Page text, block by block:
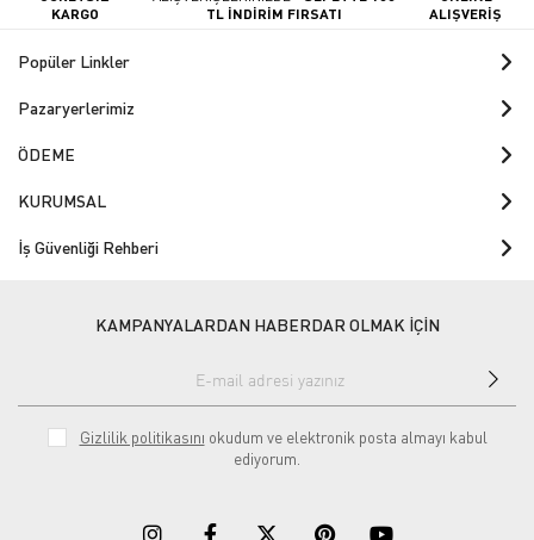
KARGO
TL İNDİRİM FIRSATI
ALIŞVERİŞ
Popüler Linkler
Pazaryerlerimiz
ÖDEME
KURUMSAL
İş Güvenliği Rehberi
KAMPANYALARDAN HABERDAR OLMAK İÇİN
Gizlilik politikasını okudum ve elektronik posta almayı kabul
ediyorum.